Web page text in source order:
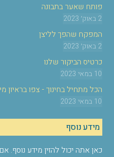
פותח שאער בתבונה
2 באוק׳ 2023
המפקח שהפך לליצן
2 באוק׳ 2023
כרטיס הביקור שלנו
10 במאי 2023
הכל מתחיל בחינוך - צפו בראיון
10 במאי 2023
מידע נוסף
כאן אתה יכול להזין מידע נוסף.